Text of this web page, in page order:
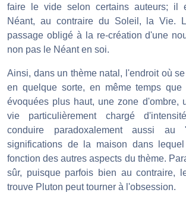
faire le vide selon certains auteurs; il
Néant, au contraire du Soleil, la Vie.
passage obligé à la re-création d'une
non pas le Néant en soi.
Ainsi, dans un thème natal, l'endroit où
en quelque sorte, en même temps que
évoquées plus haut, une zone d'ombre,
vie particulièrement chargé
conduire paradoxalement aussi au
significations de la maison dans
fonction des autres aspects du thème.
sûr, puisque parfois bien au contraire,
trouve Pluton peut tourner à l'obsession.